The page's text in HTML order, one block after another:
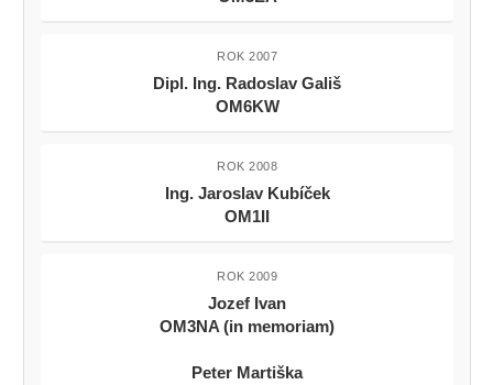
ROK 2007
Dipl. Ing. Radoslav Gališ
OM6KW
ROK 2008
Ing. Jaroslav Kubíček
OM1II
ROK 2009
Jozef Ivan
OM3NA (in memoriam)
Peter Martiška